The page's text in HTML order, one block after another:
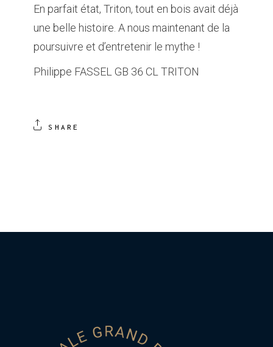
En parfait état, Triton, tout en bois avait déjà
une belle histoire. A nous maintenant de la
poursuivre et d’entretenir le mythe !
Philippe FASSEL GB 36 CL TRITON
SHARE